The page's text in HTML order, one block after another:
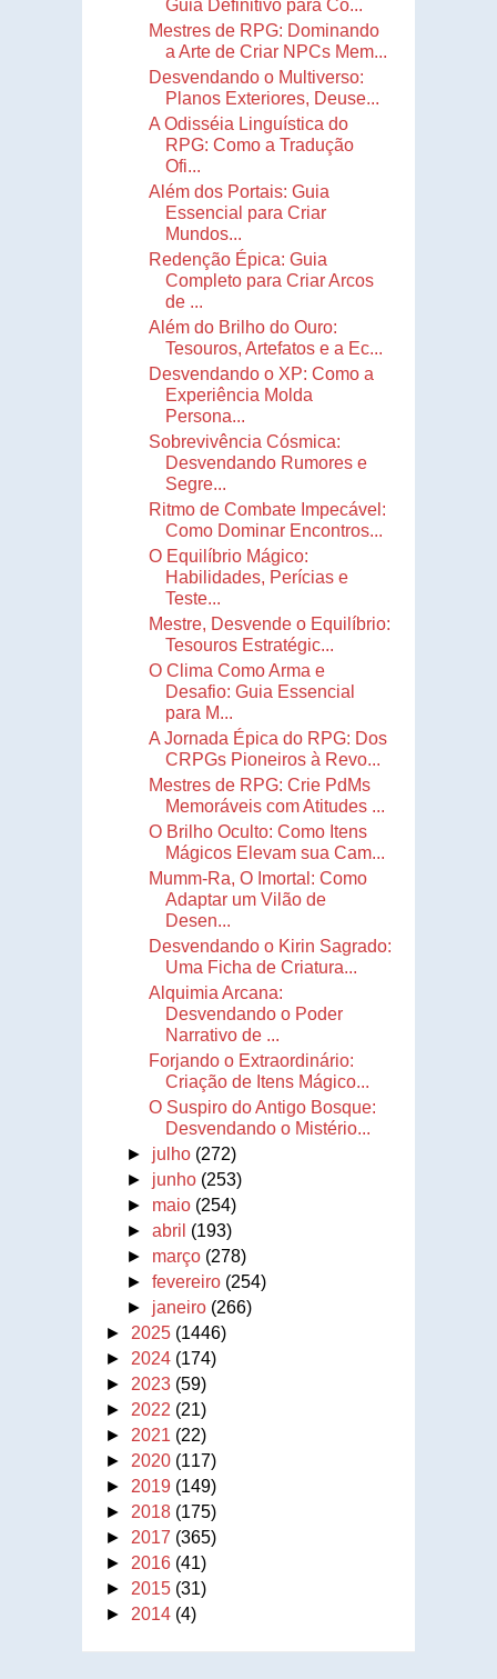
Guia Definitivo para Co...
Mestres de RPG: Dominando
a Arte de Criar NPCs Mem...
Desvendando o Multiverso:
Planos Exteriores, Deuse...
A Odisséia Linguística do
RPG: Como a Tradução
Ofi...
Além dos Portais: Guia
Essencial para Criar
Mundos...
Redenção Épica: Guia
Completo para Criar Arcos
de ...
Além do Brilho do Ouro:
Tesouros, Artefatos e a Ec...
Desvendando o XP: Como a
Experiência Molda
Persona...
Sobrevivência Cósmica:
Desvendando Rumores e
Segre...
Ritmo de Combate Impecável:
Como Dominar Encontros...
O Equilíbrio Mágico:
Habilidades, Perícias e
Teste...
Mestre, Desvende o Equilíbrio:
Tesouros Estratégic...
O Clima Como Arma e
Desafio: Guia Essencial
para M...
A Jornada Épica do RPG: Dos
CRPGs Pioneiros à Revo...
Mestres de RPG: Crie PdMs
Memoráveis com Atitudes ...
O Brilho Oculto: Como Itens
Mágicos Elevam sua Cam...
Mumm-Ra, O Imortal: Como
Adaptar um Vilão de
Desen...
Desvendando o Kirin Sagrado:
Uma Ficha de Criatura...
Alquimia Arcana:
Desvendando o Poder
Narrativo de ...
Forjando o Extraordinário:
Criação de Itens Mágico...
O Suspiro do Antigo Bosque:
Desvendando o Mistério...
► julho (272)
► junho (253)
► maio (254)
►abril (193)
► março (278)
►fevereiro (254)
► janeiro (266)
► 2025 (1446)
► 2024 (174)
► 2023 (59)
► 2022 (21)
► 2021 (22)
► 2020 (117)
► 2019 (149)
► 2018 (175)
► 2017 (365)
► 2016 (41)
► 2015 (31)
► 2014 (4)